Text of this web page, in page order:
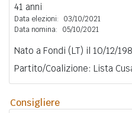
41 anni
Data elezioni:
03/10/2021
Data nomina:
05/10/2021
Nato a Fondi (LT) il 10/12/
Partito/Coalizione: Lista
Consigliere